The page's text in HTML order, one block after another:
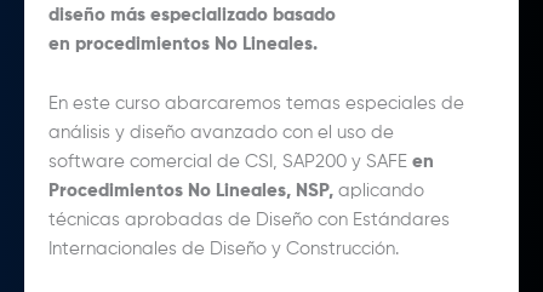
diseño más especializado basado
en procedimientos No Lineales.
En este curso abarcaremos temas especiales de
análisis y diseño avanzado con el uso de
software comercial de CSI, SAP200 y SAFE en
Procedimientos No Lineales, NSP, aplicando
técnicas aprobadas de Diseño con Estándares
Internacionales de Diseño y Construcción.